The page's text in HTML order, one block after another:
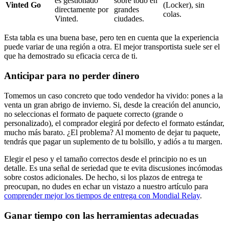
Vinted Go
directamente por
Vinted.
grandes
ciudades.
(Locker), sin
colas.
Esta tabla es una buena base, pero ten en cuenta que la experiencia
puede variar de una región a otra. El mejor transportista suele ser el
que ha demostrado su eficacia cerca de ti.
Anticipar para no perder dinero
Tomemos un caso concreto que todo vendedor ha vivido: pones a la
venta un gran abrigo de invierno. Si, desde la creación del anuncio,
no seleccionas el formato de paquete correcto (grande o
personalizado), el comprador elegirá por defecto el formato estándar,
mucho más barato. ¿El problema? Al momento de dejar tu paquete,
tendrás que pagar un suplemento de tu bolsillo, y adiós a tu margen.
Elegir el peso y el tamaño correctos desde el principio no es un
detalle. Es una señal de seriedad que te evita discusiones incómodas
sobre costos adicionales. De hecho, si los plazos de entrega te
preocupan, no dudes en echar un vistazo a nuestro artículo para
comprender mejor los tiempos de entrega con Mondial Relay.
Ganar tiempo con las herramientas adecuadas